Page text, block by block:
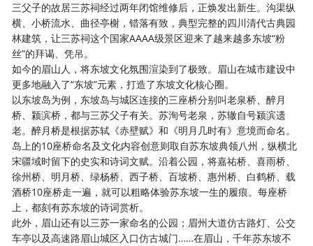
三父子的故居三苏祠经过两年闭馆维修后，正焕发出新生。沟渠纵
横、小桥流水、曲径亭榭，错落有致，典型完整的四川清代古典园
林建筑，让三苏祠这个国家AAAA级景区迎来了越来越多东坡“粉
丝”的拜谒、凭吊。
如今的眉山人，将东坡文化氛围渲染到了极致。眉山在城市建设中
更多地融入了“东坡”元素，打造了东坡文化核心圈。
以东坡岛为例，东坡岛与城区连接的三座桥分别叫老泉桥、醉月
桥、颍滨桥，都与三苏父子有关。苏洵号老泉，苏辙自号颍滨遗
老。醉月桥是根据苏轼《赤壁赋》和《明月几时有》意境而命名。
岛上的10座桥命名及文化内容创意则取自苏东坡典领八州，纵横北
宋疆域时留下的史实和诗词文赋。沿着公园，将嘉祐桥、喜雨桥、
徐州桥、明月桥、绿杨桥、西子桥、百坡桥、惠州桥、白鹤桥、载
酒桥10座桥走一遍，就可以粗略体验苏东坡一生的履痕。每座桥
上，都刻有苏东坡的诗词赏析。
此外，眉山还有以三苏一家命名的公园；眉州大道仿古路灯、公交
车亭以及高速路眉山城区入口仿古城门……在眉山，千年苏东坡不